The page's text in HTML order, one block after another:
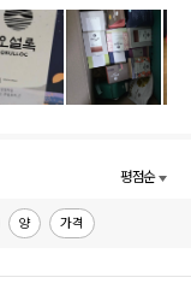
평점순
양 가격